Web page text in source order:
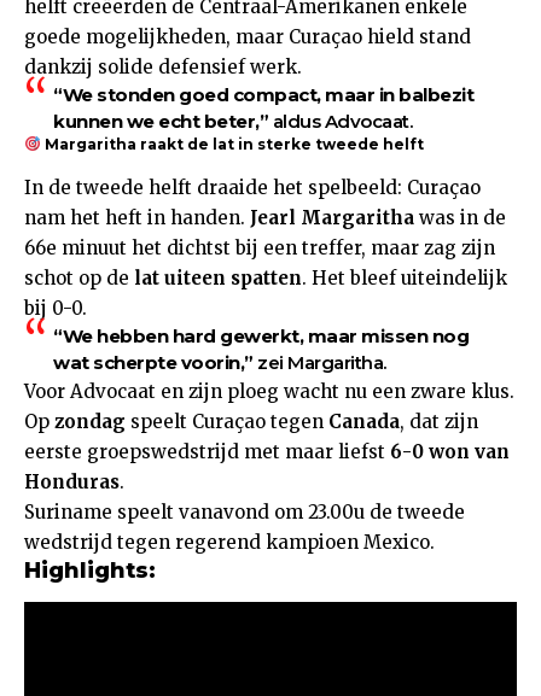
helft creëerden de Centraal-Amerikanen enkele
goede mogelijkheden, maar Curaçao hield stand
dankzij solide defensief werk.
“We stonden goed compact, maar in balbezit
kunnen we echt beter,” aldus Advocaat.
Margaritha raakt de lat in sterke tweede helft
In de tweede helft draaide het spelbeeld: Curaçao
nam het heft in handen. Jearl Margaritha was in de
66e minuut het dichtst bij een treffer, maar zag zijn
schot op de lat uiteen spatten. Het bleef uiteindelijk
bij 0-0.
“We hebben hard gewerkt, maar missen nog
wat scherpte voorin,” zei Margaritha.
Voor Advocaat en zijn ploeg wacht nu een zware klus.
Op zondag speelt Curaçao tegen Canada, dat zijn
eerste groepswedstrijd met maar liefst 6-0 won van
Honduras.
Suriname speelt vanavond om 23.00u de tweede
wedstrijd tegen regerend kampioen Mexico.
Highlights: